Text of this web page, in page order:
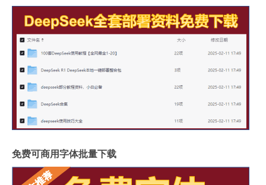
免费可商用字体批量下载